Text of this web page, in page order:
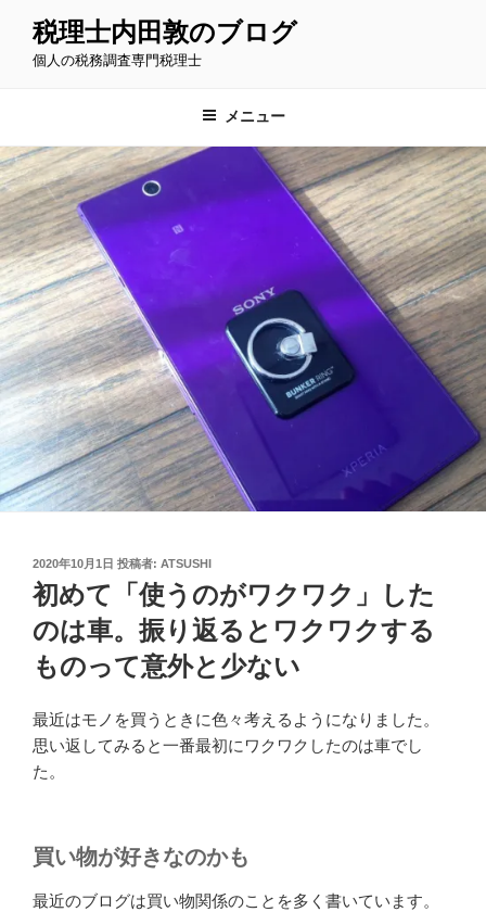
ス
キ
ッ
プ
税理士内田敦のブログ
個人の税務調査専門税理士
メニュー
投
稿
日:
2020年10月1日 投稿者: ATSUSHI
初めて「使うのがワクワク」した
のは車。振り返るとワクワクする
ものって意外と少ない
最近はモノを買うときに色々考えるようになりました。
思い返してみると一番最初にワクワクしたのは車でし
た。
買い物が好きなのかも
最近のブログは買い物関係のことを多く書いています。